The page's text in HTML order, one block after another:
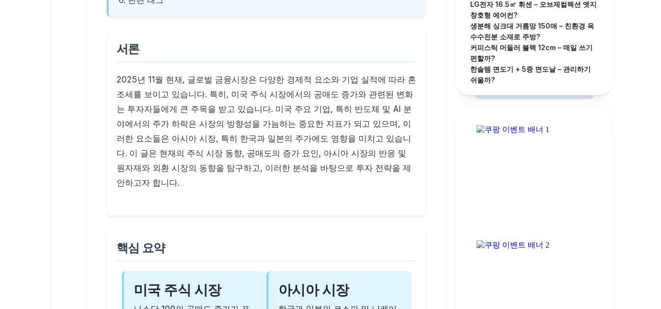
서론
2025년 11월 현재, 글로벌 금융시장은 다양한 경제적 요소와 기업 실적에 따라 혼
조세를 보이고 있습니다. 특히, 미국 주식 시장에서의 공매도 증가와 관련된 변화
는 투자자들에게 큰 주목을 받고 있습니다. 미국 주요 기업, 특히 반도체 및 AI 분
야에서의 주가 하락은 시장의 방향성을 가늠하는 중요한 지표가 되고 있으며, 이
러한 요소들은 아시아 시장, 특히 한국과 일본의 주가에도 영향을 미치고 있습니
다. 이 글은 현재의 주식 시장 동향, 공매도의 증가 요인, 아시아 시장의 반응 및
원자재와 외환 시장의 동향을 탐구하고, 이러한 분석을 바탕으로 투자 전략을 제
안하고자 합니다.
핵심 요약
미국 주식 시장 아시아 시장
LG전자 16.5㎡ 휘센 – 오브제컬렉션 엣지
창호형 에어컨?
생분해 싱크대 거름망 150매 – 친환경 옥
수수전분 소재로 주방?
커피스틱 머들러 블랙 12cm – 매일 쓰기
편할까?
한솔템 면도기 + 5중 면도날 – 관리하기
쉬울까?